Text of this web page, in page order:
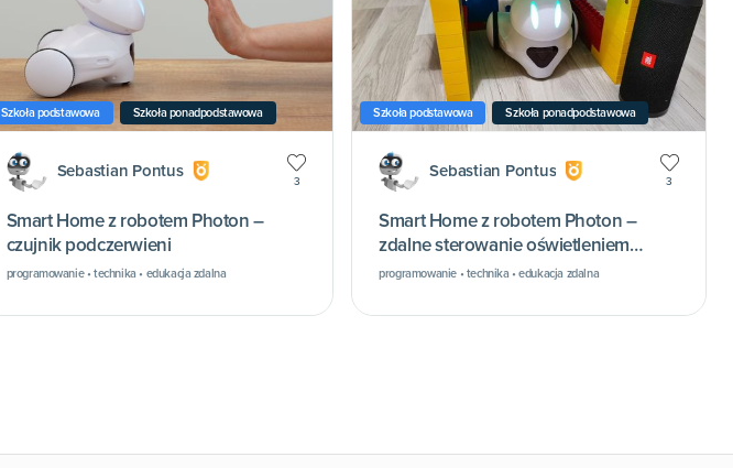
Szkoła podstawowa Szkoła ponadpodstawowa
Sebastian Pontus
3
Smart Home z robotem Photon –
czujnik podczerwieni
programowanie • technika • edukacja zdalna
Szkoła podstawowa Szkoła ponadpodstawowa
Sebastian Pontus
3
Smart Home z robotem Photon –
zdalne sterowanie oświetleniem
budynku
programowanie • technika • edukacja zdalna